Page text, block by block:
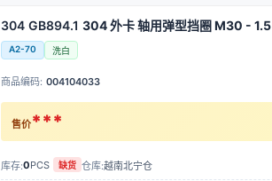
304 GB894.1 304 外卡 轴用弹型挡圈 M30 - 1.5
A2-70 洗白
商品编码: 004104033
售价***
库存:0PCS 缺货 仓库:越南北宁仓